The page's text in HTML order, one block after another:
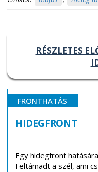
RÉSZLETES
FRONTHATÁS
HIDEGFRONT
Egy hidegfront
Feltámadt a szél, ami